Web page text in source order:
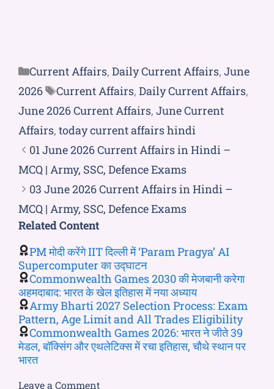
Current Affairs, Daily Current Affairs, June
2026
Current Affairs, Daily Current Affairs,
June 2026 Current Affairs, June Current
Affairs, today current affairs hindi
01 June 2026 Current Affairs in Hindi –
MCQ | Army, SSC, Defence Exams
03 June 2026 Current Affairs in Hindi –
MCQ | Army, SSC, Defence Exams
Related Content
PM मोदी करेंगे IIT दिल्ली में ‘Param Pragya’ AI
Supercomputer का उद्घाटन
Commonwealth Games 2030 की मेजबानी करेगा
अहमदाबाद: भारत के खेल इतिहास में नया अध्याय
Army Bharti 2027 Selection Process: Exam
Pattern, Age Limit and All Trades Eligibility
Commonwealth Games 2026: भारत ने जीते 39
मेडल, बॉक्सिंग और एथलेटिक्स में रचा इतिहास, चौथे स्थान पर
भारत
Leave a Comment